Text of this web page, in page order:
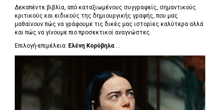
Δεκαπέντε βιβλία, από καταξιωμένους συγγραφείς, σημαντικούς
κριτικούς και ειδικούς της δημιουργικής γραφής, που μας
μαθαίνουν πώς να γράφουμε τις δικές μας ιστορίες καλύτερα αλλά
και πώς να γίνουμε πιο προσεκτικοί αναγνώστες.
Επιλογή-επιμέλεια: Ελένη Κορόβηλα ...